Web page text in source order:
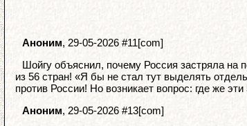
Аноним, 29-05-2026 #11[com]
Шойгу объяснил, почему Россия застряла на
из 56 стран! «Я бы не стал тут выделять
против России! Но возникает вопрос: где же
Аноним, 29-05-2026 #13[com]